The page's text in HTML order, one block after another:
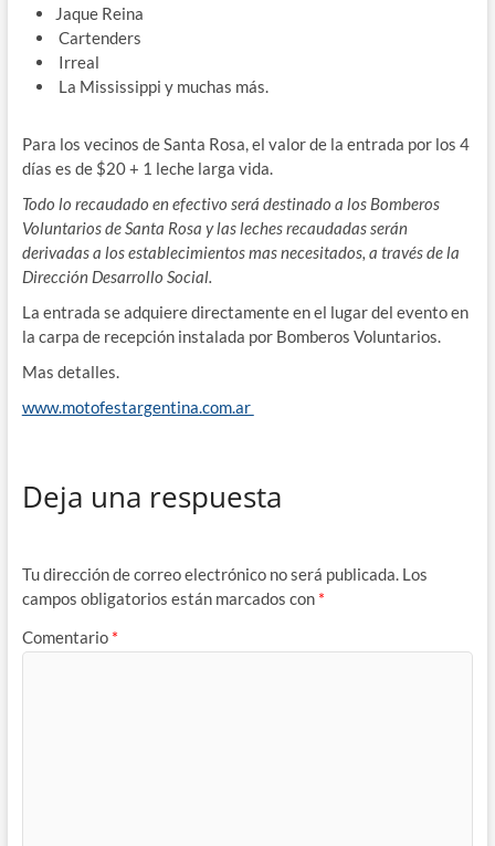
Jaque Reina
Cartenders
Irreal
La Mississippi y muchas más.
Para los vecinos de Santa Rosa, el valor de la entrada por los 4
días es de $20 + 1 leche larga vida.
Todo lo recaudado en efectivo será destinado a los Bomberos
Voluntarios de Santa Rosa y las leches recaudadas serán
derivadas a los establecimientos mas necesitados, a través de la
Dirección Desarrollo Social.
La entrada se adquiere directamente en el lugar del evento en
la carpa de recepción instalada por Bomberos Voluntarios.
Mas detalles.
www.motofestargentina.com.ar
Deja una respuesta
Tu dirección de correo electrónico no será publicada. Los
campos obligatorios están marcados con *
Comentario *